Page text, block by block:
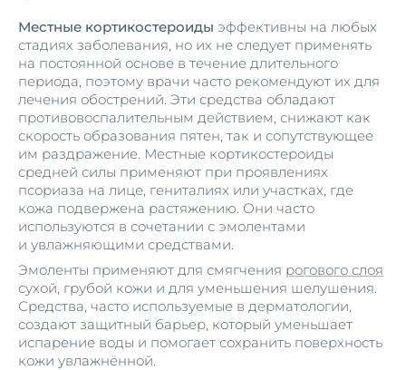
Местные кортикостероиды эффективны на любых
стадиях заболевания, но их не следует применять
на постоянной основе в течение длительного
периода, поэтому врачи часто рекомендуют их для
лечения обострений. Эти средства обладают
противовоспалительным действием, снижают как
скорость образования пятен, так и сопутствующее
им раздражение. Местные кортикостероиды
средней силы применяют при проявлениях
псориаза на лице, гениталиях или участках, где
кожа подвержена растяжению. Они часто
используются в сочетании с эмолентами
и увлажняющими средствами.
Эмоленты применяют для смягчения рогового слоя
сухой, грубой кожи и для уменьшения шелушения.
Средства, часто используемые в дерматологии,
создают защитный барьер, который уменьшает
испарение воды и помогает сохранить поверхность
кожи увлажнённой.